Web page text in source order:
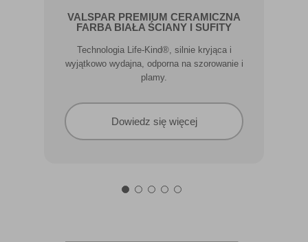
VALSPAR PREMIUM CERAMICZNA
FARBA BIAŁA ŚCIANY I SUFITY
Technologia Life-Kind®, silnie kryjąca i
wyjątkowo wydajna, odporna na szorowanie i
plamy.
Dowiedz się więcej